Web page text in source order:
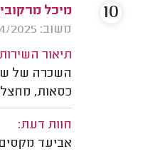
מיכל
משוב: 18/04/2025
תיאור
השכרה של
כסאות,
חוות דעת:
אביעד
10